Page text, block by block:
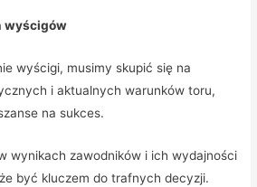
wyścigów
wyścigi, musimy skupić się na
i aktualnych warunków toru,
na sukces.
wynikach zawodników i ich wydajności
być kluczem do trafnych decyzji.